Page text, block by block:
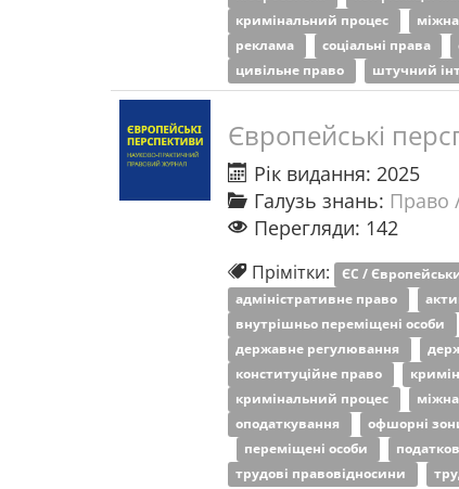
кримінальний процес
реклама
соціальні права
цивільне право
штучний
Європейські
Рік видання: 2025
Галузь знань: Право
Перегляди: 142
Прімітки: ЄС /
адміністративне право
внутрішньо переміщені особи
державне регулювання
конституційне право
кримінальний процес
оподаткування
офшорні
переміщені особи
трудові правовідносини